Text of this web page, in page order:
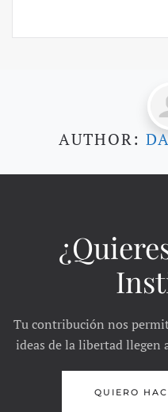
AUTHOR:
Tu contribución nos
ideas de la libertad llegen
QUIERO